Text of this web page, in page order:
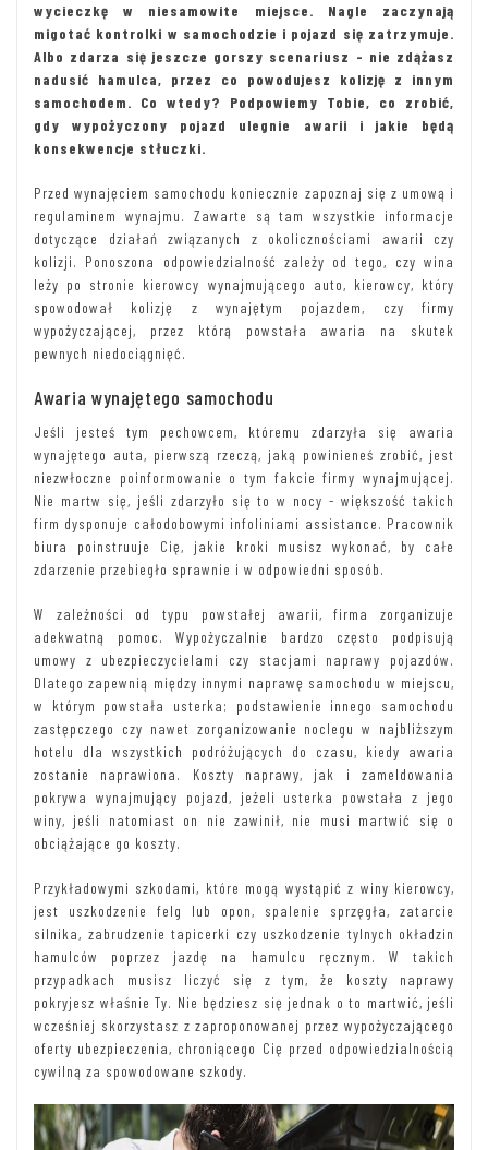
wycieczkę w niesamowite miejsce. Nagle zaczynają
migotać kontrolki w samochodzie i pojazd się zatrzymuje.
Albo zdarza się jeszcze gorszy scenariusz - nie zdążasz
nadusić hamulca, przez co powodujesz kolizję z innym
samochodem. Co wtedy? Podpowiemy Tobie, co zrobić,
gdy wypożyczony pojazd ulegnie awarii i jakie będą
konsekwencje stłuczki.
Przed wynajęciem samochodu koniecznie zapoznaj się z umową i
regulaminem wynajmu. Zawarte są tam wszystkie informacje
dotyczące działań związanych z okolicznościami awarii czy
kolizji. Ponoszona odpowiedzialność zależy od tego, czy wina
leży po stronie kierowcy wynajmującego auto, kierowcy, który
spowodował kolizję z wynajętym pojazdem, czy firmy
wypożyczającej, przez którą powstała awaria na skutek
pewnych niedociągnięć.
Awaria wynajętego samochodu
Jeśli jesteś tym pechowcem, któremu zdarzyła się awaria
wynajętego auta, pierwszą rzeczą, jaką powinieneś zrobić, jest
niezwłoczne poinformowanie o tym fakcie firmy wynajmującej.
Nie martw się, jeśli zdarzyło się to w nocy - większość takich
firm dysponuje całodobowymi infoliniami assistance. Pracownik
biura poinstruuje Cię, jakie kroki musisz wykonać, by całe
zdarzenie przebiegło sprawnie i w odpowiedni sposób.
W zależności od typu powstałej awarii, firma zorganizuje
adekwatną pomoc. Wypożyczalnie bardzo często podpisują
umowy z ubezpieczycielami czy stacjami naprawy pojazdów.
Dlatego zapewnią między innymi naprawę samochodu w miejscu,
w którym powstała usterka; podstawienie innego samochodu
zastępczego czy nawet zorganizowanie noclegu w najbliższym
hotelu dla wszystkich podróżujących do czasu, kiedy awaria
zostanie naprawiona. Koszty naprawy, jak i zameldowania
pokrywa wynajmujący pojazd, jeżeli usterka powstała z jego
winy, jeśli natomiast on nie zawinił, nie musi martwić się o
obciążające go koszty.
Przykładowymi szkodami, które mogą wystąpić z winy kierowcy,
jest uszkodzenie felg lub opon, spalenie sprzęgła, zatarcie
silnika, zabrudzenie tapicerki czy uszkodzenie tylnych okładzin
hamulców poprzez jazdę na hamulcu ręcznym. W takich
przypadkach musisz liczyć się z tym, że koszty naprawy
pokryjesz właśnie Ty. Nie będziesz się jednak o to martwić, jeśli
wcześniej skorzystasz z zaproponowanej przez wypożyczającego
oferty ubezpieczenia, chroniącego Cię przed odpowiedzialnością
cywilną za spowodowane szkody.